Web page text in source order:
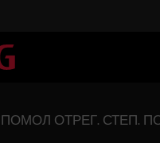
ПОМОЛ ОТРЕГ. СТЕП.